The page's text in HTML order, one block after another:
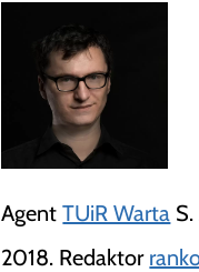
AgentTUiR Warta
2018. Redaktor